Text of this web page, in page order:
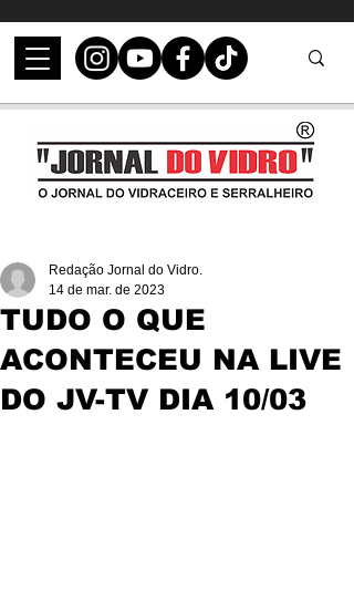
TUDO O QUE
ACONTECEU NA LIVE
DO JV-TV DIA 10/03
Redação Jornal do Vidro.
14 de mar. de 2023